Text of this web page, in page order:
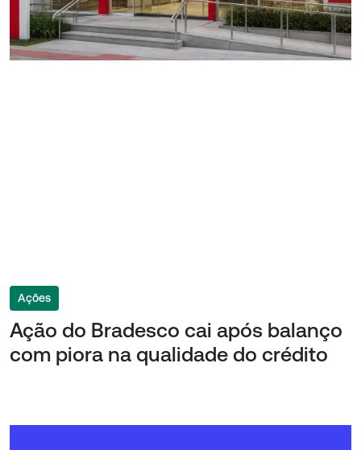
Ações
Ação do Bradesco cai após balanço
com piora na qualidade do crédito